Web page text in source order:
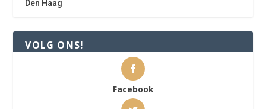
Den Haag
VOLG ONS!
Facebook